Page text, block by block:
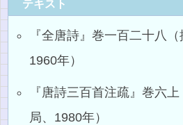
テキスト
『全唐詩』巻一百二十八
1960年）
『唐詩三百首注疏』巻六
局、1980年）